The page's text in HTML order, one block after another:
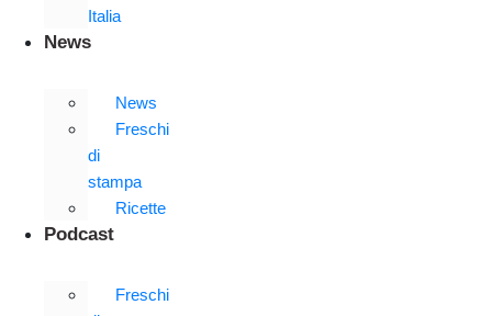
Italia
News
News
Freschi
di
stampa
Ricette
Podcast
Freschi